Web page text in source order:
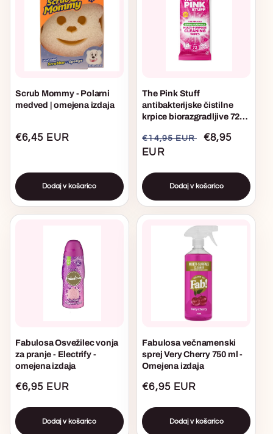
Scrub Mommy - Polarni
medved | omejena izdaja
Običajna
€6,45 EUR
Dodaj v košarico
The Pink Stuff
antibakterijske čistilne
krpice biorazgradljive 72
Običajna
cena
€14,95 EUR
Akcijska
€8,95
EUR
Dodaj v košarico
Fabulosa Osvežilec vonja
za pranje - Electrify -
omejena izdaja
Običajna
€6,95 EUR
Dodaj v košarico
Fabulosa večnamenski
sprej Very Cherry 750 ml -
Omejena izdaja
Običajna
€6,95 EUR
Dodaj v košarico